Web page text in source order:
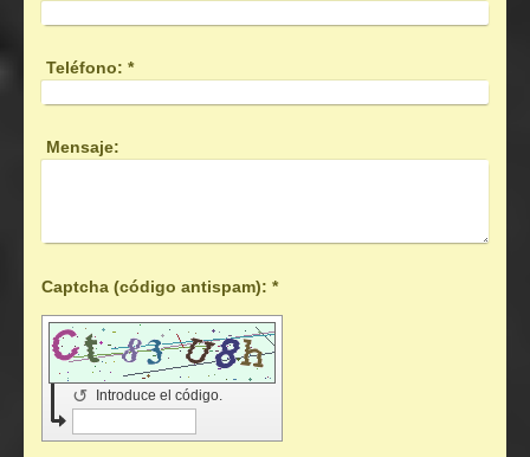
Teléfono: *
Mensaje:
Captcha (código antispam): *
Introduce el código.
↺